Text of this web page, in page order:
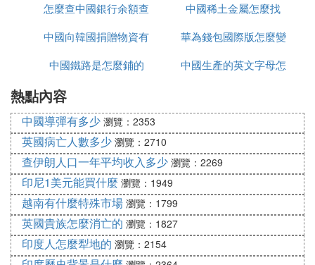
亞洲杯
健康包有什麼
怎麼查中國銀行余額查
詢
中國稀土金屬怎麼找
中國向韓國捐贈物資有
哪些
華為錢包國際版怎麼變
為中國版
中國鐵路是怎麼鋪的
中國生產的英文字母怎
熱點內容
中國導彈有多少 瀏覽：2353
英國病亡人數多少 瀏覽：2710
查伊朗人口一年平均收入多少 瀏覽：2269
印尼1美元能買什麼 瀏覽：1949
越南有什麼特殊市場 瀏覽：1799
英國貴族怎麼消亡的 瀏覽：1827
印度人怎麼犁地的 瀏覽：2154